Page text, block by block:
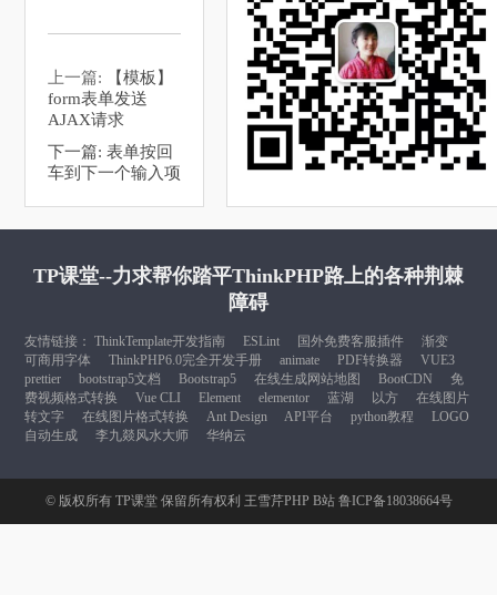
上一篇:
【模板】
form表单发送
AJAX请求
下一篇:表单按回
车到下一个输入项
TP课堂--力求帮你踏平ThinkPHP路上的各种荆棘
障碍
友情链接：ThinkTemplate开发指南 ESLint 国外免费客服插件
渐变
可商用字体
ThinkPHP6.0完全开发手册 animate PDF转换器
VUE3
prettier
bootstrap5文档 Bootstrap5 在线生成网站地图 BootCDN
免
费视频格式转换
Vue CLI Element elementor 蓝湖 以方
在线图片
转文字
在线图片格式转换 Ant Design API平台 python教程
LOGO
自动生成
李九燚风水大师 华纳云
© 版权所有 TP课堂保留所有权利 王雪芹PHP B站 鲁ICP备18038664号